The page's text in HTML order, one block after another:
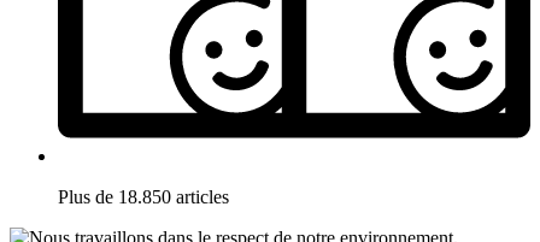
Plus de 18.850 articles